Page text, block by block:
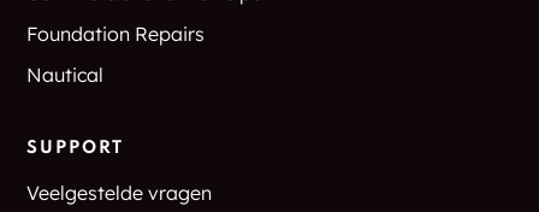
Foundation Repairs
Nautical
SUPPORT
Veelgestelde vragen